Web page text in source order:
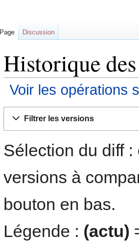
Historique
Voir les opérations
navigation
recherche
Filtrer les versions
Sélection du diff
versions à
bouton en bas.
Légende : (actu)
Page Discussion